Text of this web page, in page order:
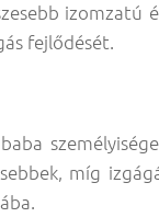
izomzatú
fejlődését.
míg